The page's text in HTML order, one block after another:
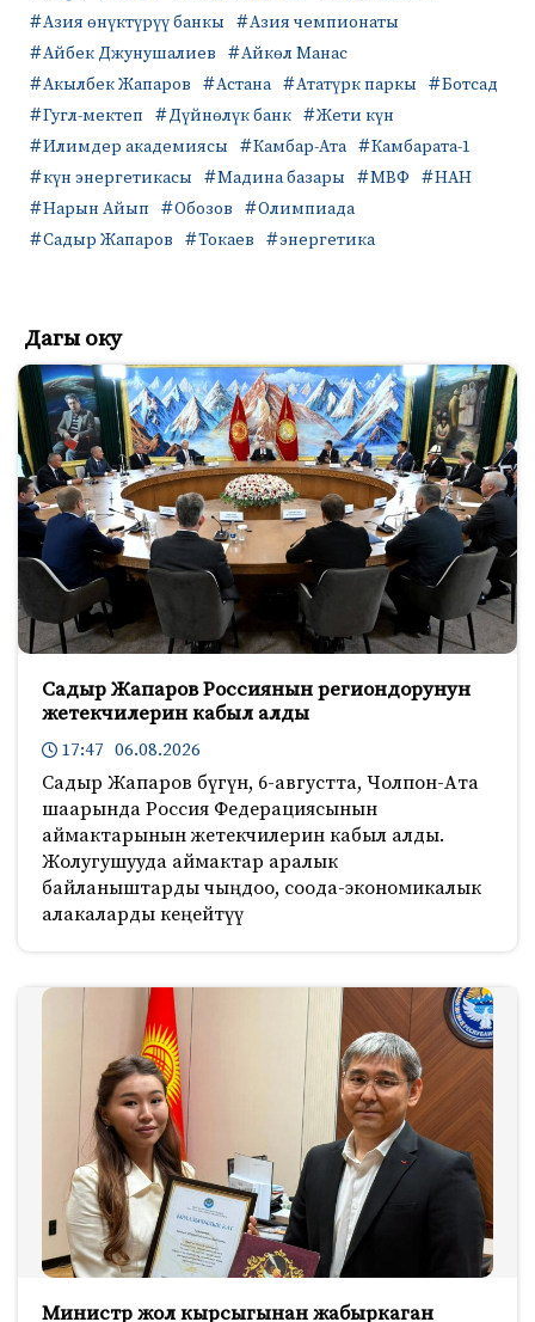
Азия өнүктүрүү банкы
Азия чемпионаты
Айбек Джунушалиев
Айкөл Манас
Акылбек Жапаров
Астана Ататүрк паркы
Ботсад
Гугл-мектеп
Дүйнөлүк банк
Жети күн
Илимдер академиясы
Камбар-Ата
Камбарата-1
күн энергетикасы
Мадина базары МВФ
НАН
Нарын Айып
Обозов
Олимпиада
Садыр Жапаров
Токаев энергетика
Дагы оку
Садыр Жапаров Россиянын региондорунун
жетекчилерин кабыл алды
17:47 06.08.2026
Садыр Жапаров бүгүн, 6-августта, Чолпон-Ата
шаарында Россия Федерациясынын
аймактарынын жетекчилерин кабыл алды.
Жолугушууда аймактар аралык
байланыштарды чыңдоо, соода-экономикалык
алакаларды кеңейтүү
Министр жол кырсыгынан жабыркаган